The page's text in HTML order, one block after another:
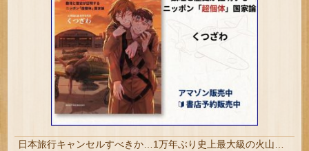
日本旅行キャンセルすべきか…1万年ぶり史上最大級の火山の兆し＝韓国の反応